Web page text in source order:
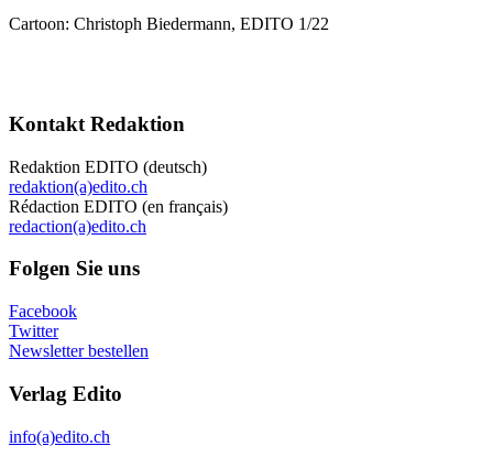
Cartoon: Christoph Biedermann, EDITO 1/22
Kontakt Redaktion
Redaktion EDITO (deutsch)
redaktion(a)edito.ch
Rédaction EDITO (en français)
redaction(a)edito.ch
Folgen Sie uns
Facebook
Twitter
Newsletter bestellen
Verlag Edito
info(a)edito.ch